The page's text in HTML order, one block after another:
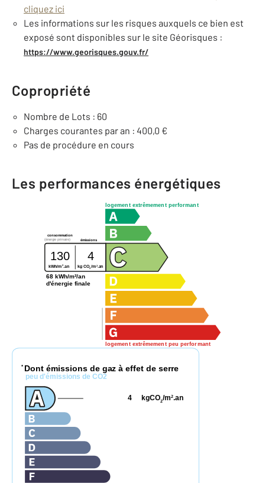
cliquez ici
Les informations sur les risques auxquels ce bien est
exposé sont disponibles sur le site Géorisques :
https://www.georisques.gouv.fr/
Copropriété
Nombre de Lots : 60
Charges courantes par an : 400,0 €
Pas de procédure en cours
Les performances énergétiques
logement extrêmement performant
logement extrêmement peu performant
consommation
émissions
(énergie primaire)
130 4
kWh/m 2 .an kg CO2/m2.an
68 kWh/m²/an
d'énergie finale
* Dont émissions de gaz à effet de serre
peu d'émissions de CO2
kgCO2/m2.an
4